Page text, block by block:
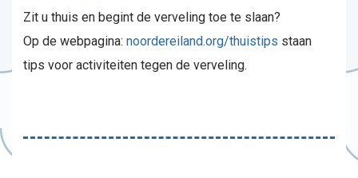
Zit u thuis en begint de verveling toe te slaan?
Op de webpagina: noordereiland.org/thuistips staan
tips voor activiteiten tegen de verveling.